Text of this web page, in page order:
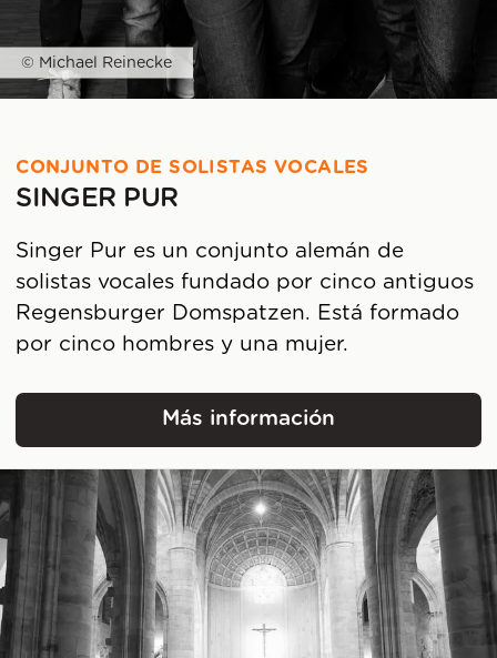
© Michael Reinecke
CONJUNTO DE SOLISTAS VOCALES
SINGER PUR
Singer Pur es un conjunto alemán de
solistas vocales fundado por cinco antiguos
Regensburger Domspatzen. Está formado
por cinco hombres y una mujer.
Más información